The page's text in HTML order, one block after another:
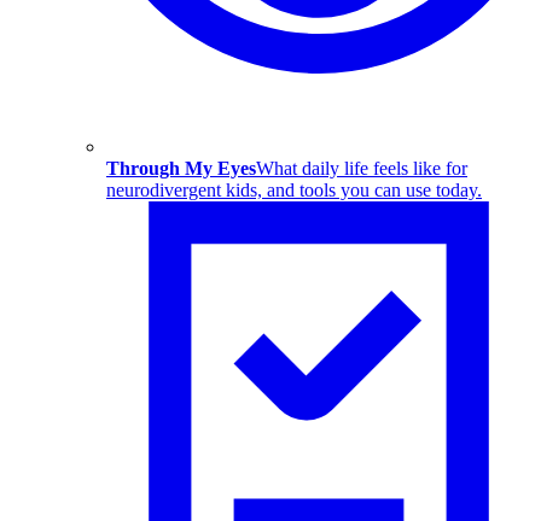
Through My EyesWhat daily life feels like for
neurodivergent kids, and tools you can use today.